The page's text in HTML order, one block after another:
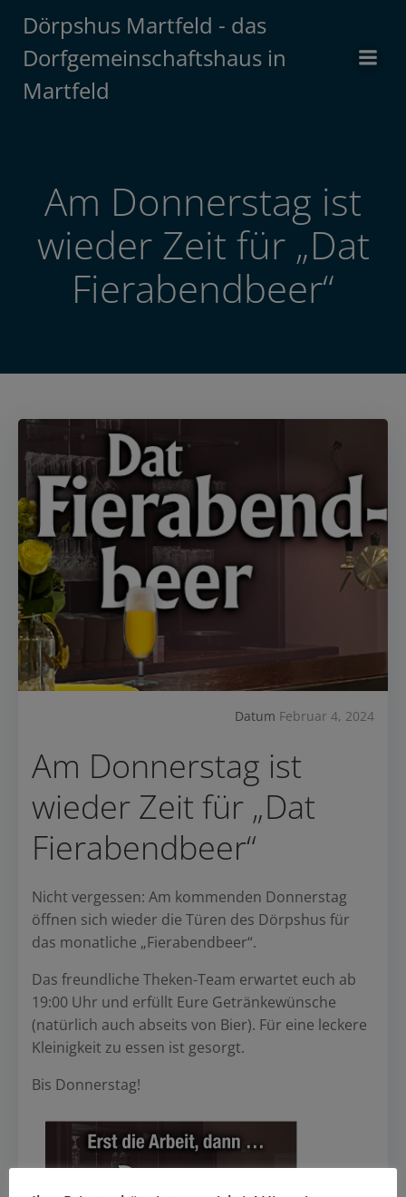
Inhalt
springen
Dörpshus Martfeld - das
Dorfgemeinschaftshaus in
Martfeld
Am Donnerstag ist
wieder Zeit für „Dat
Fierabendbeer“
Datum Februar 4, 2024
Am Donnerstag ist
wieder Zeit für „Dat
Fierabendbeer“
Nicht vergessen: Am kommenden Donnerstag
öffnen sich wieder die Türen des Dörpshus für
das monatliche „Fierabendbeer“.
Das freundliche Theken-Team erwartet euch ab
19:00 Uhr und erfüllt Eure Getränkewünsche
(natürlich auch abseits von Bier). Für eine leckere
Kleinigkeit zu essen ist gesorgt.
Bis Donnerstag!